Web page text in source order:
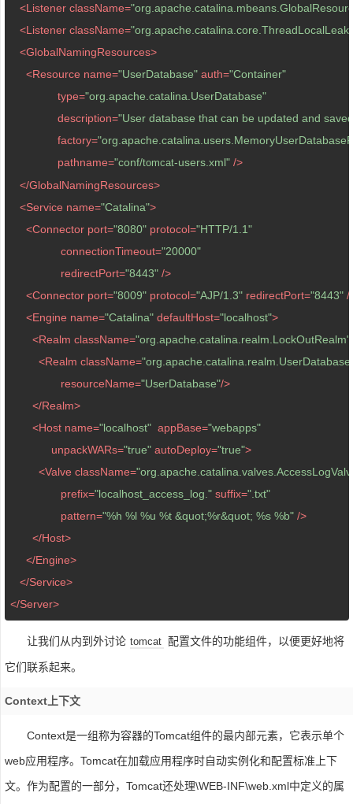
<Listener className=
<Listener className=
<GlobalNamingResources>
<Resource name="UserDatabase" auth="Container"
type="org.apache.catalina.UserDatabase"
description="User database that can be updated and
factory=
pathname="conf/tomcat-users.xml" />
</GlobalNamingResources>
<Service name="Catalina">
<Connector port="8080" protocol="HTTP/1.1"
connectionTimeout="20000"
redirectPort="8443" />
<Connector port="8009" protocol="AJP/1.3" redirectPort="8443" /
<Engine name="Catalina" defaultHost="localhost">
<Realm className="org.apache.catalina.realm.LockOutRealm"
<Realm className=
resourceName="UserDatabase"/>
</Realm>
<Host name="localhost" appBase="webapps"
unpackWARs="true" autoDeploy="true">
<Valve className=
prefix="localhost_access_log." suffix=".txt"
pattern="%h %l %u %t &quot;%r&quot; %s %b" />
</Host>
</Engine>
</Service>
</Server>
让我们从内到外讨论 tomcat 配置文件的功能组件，以便更好地将
它们联系起来。
Context上下文
Context是一组称为容器的Tomcat组件的最内部元素，它表示单个
web应用程序。Tomcat在加载应用程序时自动实例化和配置标准上下
文。作为配置的一部分，Tomcat还处理\WEB-INF\web.xml中定义的属